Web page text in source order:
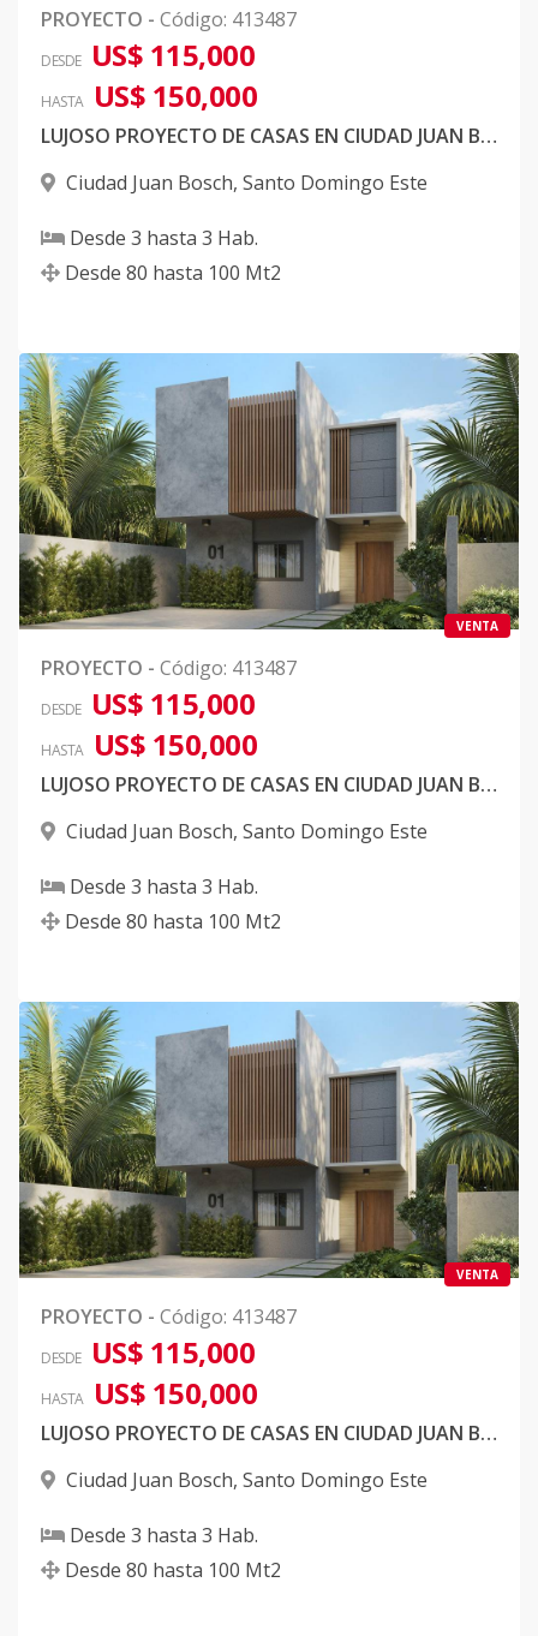
PROYECTO - Código: 413487
DESDE US$ 115,000
HASTA US$ 150,000
LUJOSO PROYECTO DE CASAS EN CIUDAD JUAN BOSCH
Ciudad Juan Bosch, Santo Domingo Este
Desde 3 hasta 3 Hab.
Desde 80 hasta 100 Mt2
VENTA
PROYECTO - Código: 413487
DESDE US$ 115,000
HASTA US$ 150,000
LUJOSO PROYECTO DE CASAS EN CIUDAD JUAN BOSCH
Ciudad Juan Bosch, Santo Domingo Este
Desde 3 hasta 3 Hab.
Desde 80 hasta 100 Mt2
VENTA
PROYECTO - Código: 413487
DESDE US$ 115,000
HASTA US$ 150,000
LUJOSO PROYECTO DE CASAS EN CIUDAD JUAN BOSCH
Ciudad Juan Bosch, Santo Domingo Este
Desde 3 hasta 3 Hab.
Desde 80 hasta 100 Mt2